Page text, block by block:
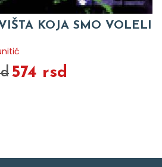
KOJA SMO VOLELI
574 rsd